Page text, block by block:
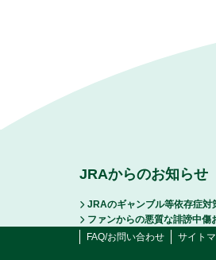
JRAからのお知らせ
JRAのギャンブル等依存症対
ファンからの悪質な誹謗中
FAQ/お問い合わせ
サイト